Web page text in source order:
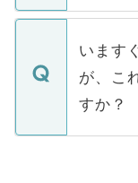
関を公に
に、医
みを人
ています。
定を承諾
の辞退
個人情報
で、ご
などで
ご本人
支援を
ているす
います
が、こ
すか？